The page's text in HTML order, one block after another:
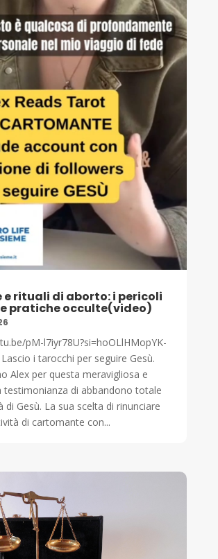
e rituali di aborto: i pericoli
pratiche occulte(video)
pM-l7iyr78U?si=hoOLlHMopYK-
Lascio i tarocchi per seguire Gesù.
Alex per questa meravigliosa e
testimonianza di abbandono totale
di Gesù. La sua scelta di rinunciare
di cartomante con...